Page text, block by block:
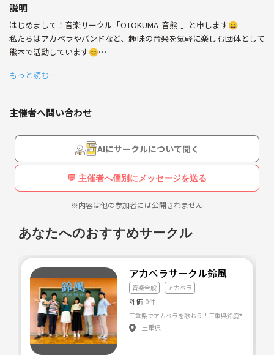
説明
はじめまして！音楽サークル「OTOKUMA-音熊-」と申します😄
私たちはアカペラやバンドなど、趣味の音楽を気軽に楽しむ団体として
熊本で活動しています😊
元々は数名のメンバーではじめたサークルですが、
「県外から転勤してきたので知り合いがいない…」
「社会人になっても音楽活動を続けたい…」
「アカペラを始めてみたいけど、どうしていいかわからない…」
など、悩みを持っている方々が集まり、今では20名程度の団体となりま
した！
初心者も多い団体ですが、いつも和気あいあいと活動しています✨
音楽経験がある方もない方も、興味がありましたら是非ホームページを
何かと多忙な社会人同士、一緒に活動してみませんか？☺
見学会なども随時開催しています！お気軽にご連絡ください✨
～OTOKUMA-音熊-について～
※詳しくはHPをご覧ください
もっと読む…
主催者へ問い合わせ
AIにサークルについて聞く
💬 主催者へ個別にメッセージを送る
※内容は他の参加者には公開されません
あなたへのおすすめサークル
アカペラサークル鈴風
音楽全般 アカペラ
評価 0件
三重県でアカペラを歌おう！三重県鈴鹿市を中心
三重県